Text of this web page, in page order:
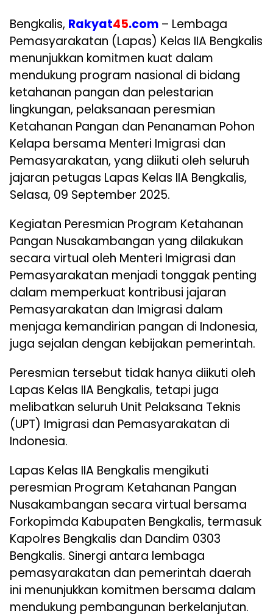
Bengkalis, Rakyat45.com – Lembaga
Pemasyarakatan (Lapas) Kelas IIA Bengkalis
menunjukkan komitmen kuat dalam
mendukung program nasional di bidang
ketahanan pangan dan pelestarian
lingkungan, pelaksanaan peresmian
Ketahanan Pangan dan Penanaman Pohon
Kelapa bersama Menteri Imigrasi dan
Pemasyarakatan, yang diikuti oleh seluruh
jajaran petugas Lapas Kelas IIA Bengkalis,
Selasa, 09 September 2025.
Kegiatan Peresmian Program Ketahanan
Pangan Nusakambangan yang dilakukan
secara virtual oleh Menteri Imigrasi dan
Pemasyarakatan menjadi tonggak penting
dalam memperkuat kontribusi jajaran
Pemasyarakatan dan Imigrasi dalam
menjaga kemandirian pangan di Indonesia,
juga sejalan dengan kebijakan pemerintah.
Peresmian tersebut tidak hanya diikuti oleh
Lapas Kelas IIA Bengkalis, tetapi juga
melibatkan seluruh Unit Pelaksana Teknis
(UPT) Imigrasi dan Pemasyarakatan di
Indonesia.
Lapas Kelas IIA Bengkalis mengikuti
peresmian Program Ketahanan Pangan
Nusakambangan secara virtual bersama
Forkopimda Kabupaten Bengkalis, termasuk
Kapolres Bengkalis dan Dandim 0303
Bengkalis. Sinergi antara lembaga
pemasyarakatan dan pemerintah daerah
ini menunjukkan komitmen bersama dalam
mendukung pembangunan berkelanjutan.